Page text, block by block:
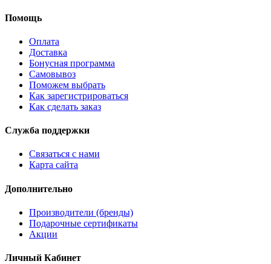
Помощь
Оплата
Доставка
Бонусная программа
Самовывоз
Поможем выбрать
Как зарегистрироваться
Как сделать заказ
Служба поддержки
Связаться с нами
Карта сайта
Дополнительно
Производители (бренды)
Подарочные сертификаты
Акции
Личный Кабинет